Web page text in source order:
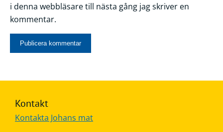
i denna webbläsare till nästa gång jag skriver en
kommentar.
Kontakt
Kontakta Johans mat